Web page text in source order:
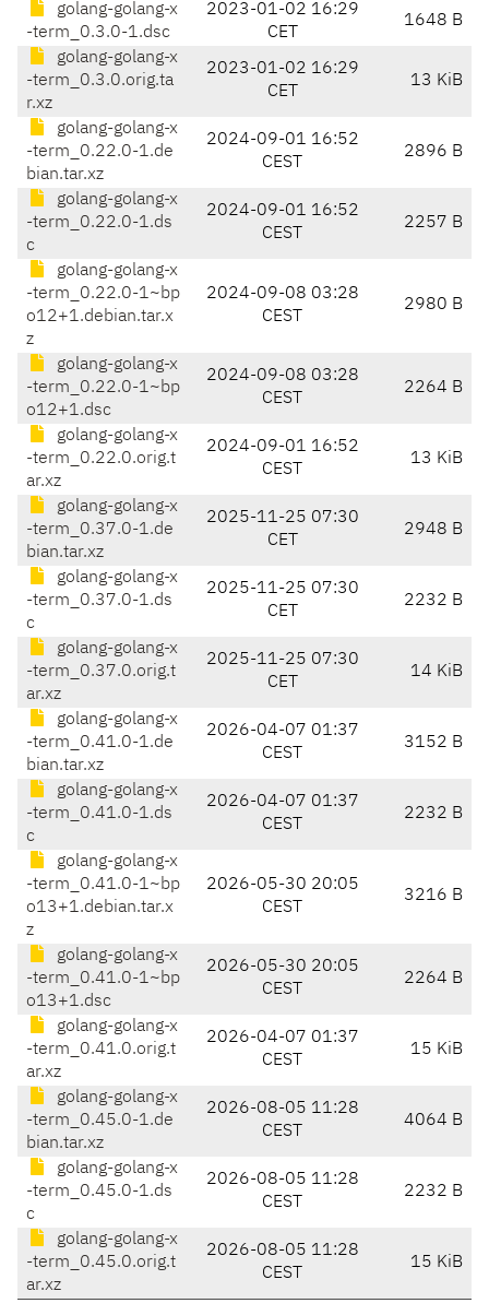
golang-golang-x
-term_0.3.0-1.dsc
2023-01-02 16:29
CET
1648 B
golang-golang-x
-term_0.3.0.orig.ta
r.xz
2023-01-02 16:29
CET
13 KiB
golang-golang-x
-term_0.22.0-1.de
bian.tar.xz
2024-09-01 16:52
CEST
2896 B
golang-golang-x
-term_0.22.0-1.ds
c
2024-09-01 16:52
CEST
2257 B
golang-golang-x
-term_0.22.0-1~bp
o12+1.debian.tar.x
z
2024-09-08 03:28
CEST
2980 B
golang-golang-x
-term_0.22.0-1~bp
o12+1.dsc
2024-09-08 03:28
CEST
2264 B
golang-golang-x
-term_0.22.0.orig.t
ar.xz
2024-09-01 16:52
CEST
13 KiB
golang-golang-x
-term_0.37.0-1.de
bian.tar.xz
2025-11-25 07:30
CET
2948 B
golang-golang-x
-term_0.37.0-1.ds
c
2025-11-25 07:30
CET
2232 B
golang-golang-x
-term_0.37.0.orig.t
ar.xz
2025-11-25 07:30
CET
14 KiB
golang-golang-x
-term_0.41.0-1.de
bian.tar.xz
2026-04-07 01:37
CEST
3152 B
golang-golang-x
-term_0.41.0-1.ds
c
2026-04-07 01:37
CEST
2232 B
golang-golang-x
-term_0.41.0-1~bp
o13+1.debian.tar.x
z
2026-05-30 20:05
CEST
3216 B
golang-golang-x
-term_0.41.0-1~bp
o13+1.dsc
2026-05-30 20:05
CEST
2264 B
golang-golang-x
-term_0.41.0.orig.t
ar.xz
2026-04-07 01:37
CEST
15 KiB
golang-golang-x
-term_0.45.0-1.de
bian.tar.xz
2026-08-05 11:28
CEST
4064 B
golang-golang-x
-term_0.45.0-1.ds
c
2026-08-05 11:28
CEST
2232 B
golang-golang-x
-term_0.45.0.orig.t
ar.xz
2026-08-05 11:28
CEST
15 KiB